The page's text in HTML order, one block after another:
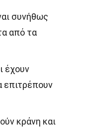
συνήθως
από τα
έχουν
επιτρέπουν
κράνη και